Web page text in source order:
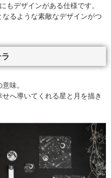
もデザインがある仕様です。
るような素敵なデザインがつ
味。
せへ導いてくれる星と月を描き